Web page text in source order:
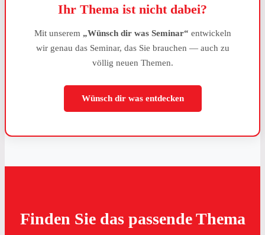
Ihr Thema ist nicht dabei?
Mit unserem „Wünsch dir was Seminar“ entwickeln
wir genau das Seminar, das Sie brauchen — auch zu
völlig neuen Themen.
Wünsch dir was entdecken
Finden Sie das passende Thema